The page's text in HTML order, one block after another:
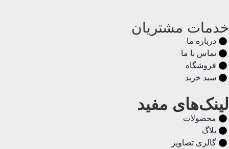
خدمات مشتریان
درباره ما
تماس با ما
فروشگاه
سبد خرید
لینک‌های مفید
محصولات
بلاگ
گالری تصاویر